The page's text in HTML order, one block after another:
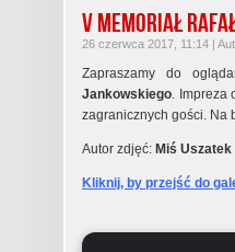
V Memoriał
26 czerwca 2017, 11:14 |
Zapraszamy do
Jankowskiego. Impreza
zagranicznych gości. Na
Autor zdjęć: Miś Uszatek
Kliknij, by przejść do